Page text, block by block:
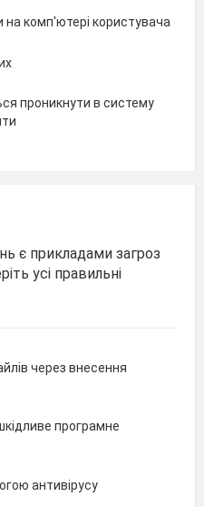
на комп'ютері користувача
проникнути в систему
є прикладами загроз
усі правильні
через внесення
програмне
антивірусу